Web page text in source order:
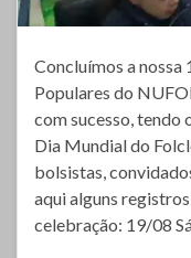
Concluímos a nossa
Populares do
com sucesso, tendo
Dia Mundial do
bolsistas,
aqui alguns
celebração: 19/08